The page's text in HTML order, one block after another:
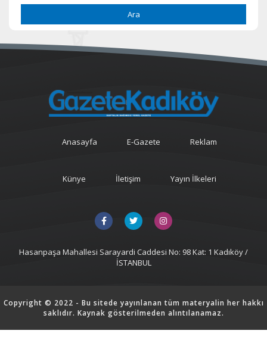
Ara
Anasayfa E-Gazete Reklam
Künye İletişim Yayın İlkeleri
Hasanpaşa Mahallesi Sarayardi Caddesi No: 98 Kat: 1 Kadıköy /
İSTANBUL
Copyright © 2022 - Bu sitede yayınlanan tüm materyalin her hakkı
saklıdır. Kaynak gösterilmeden alıntılanamaz.